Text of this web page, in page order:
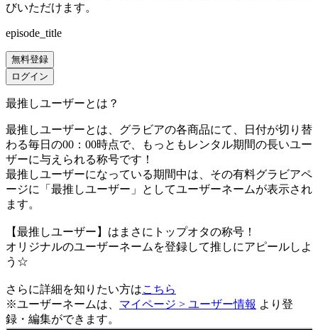
びいただけます。
episode_title
無料登録
ログイン
最推しユーザーとは？
最推しユーザーとは、グラビアの各商品にて、日付が切り替
わる毎日の00：00時点で、
もっともレンタル期間の長いユー
ザーに与えられる称号です！
最推しユーザーになっている期間中は、 その有料グラビアペ
ージに「最推しユーザー」としてユーザーネームが表示され
ます。
【最推しユーザー】はまさにトップオタの称号！
オリジナルのユーザーネームを登録して推しにアピールしよ
う☆
さらに詳細を知りたい方はこちら
※ユーザーネームは、 マイページ > ユーザー情報 より登
録・編集ができます。